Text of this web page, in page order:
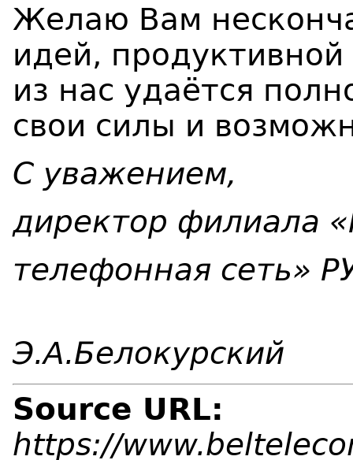
Желаю Вам
идей,
из нас удаётся
свои силы и
С уважением,
директор филиала
телефонная сеть»
Э.А.Белокурский
Source URL:
https://